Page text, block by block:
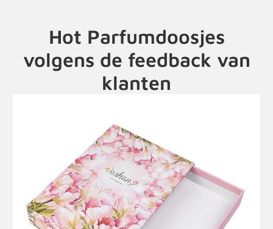
Hot Parfumdoosjes
volgens de feedback van
klanten